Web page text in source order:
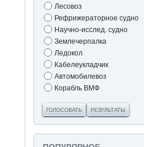
Лесовоз
Рефрижераторное судно
Научно-исслед. судно
Землечерпалка
Ледокол
Кабелеукладчик
Автомобилевоз
Корабль ВМФ
ГОЛОСОВАТЬ РЕЗУЛЬТАТЫ